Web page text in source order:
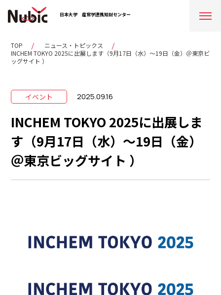
日本大学 産官学連携知財センター
TOP
ニュース・トピックス
INCHEM TOKYO 2025に出展します（9月17日（水）～19日（金）＠東京ビ
ッグサイト ）
イベント 2025.09.16
INCHEM TOKYO 2025に出展しま
す（9月17日（水）～19日（金）
＠東京ビッグサイト ）